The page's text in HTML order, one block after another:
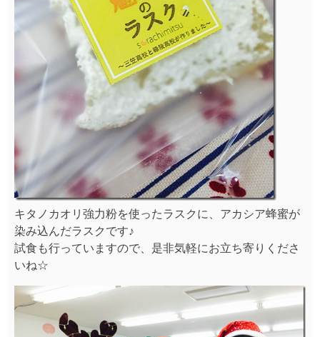
キタノカオリ強力粉を使ったラスクに、アカシア蜂蜜が
染み込んだラスクです♪
試食も行っていますので、是非気軽にお立ち寄りくださ
いね☆